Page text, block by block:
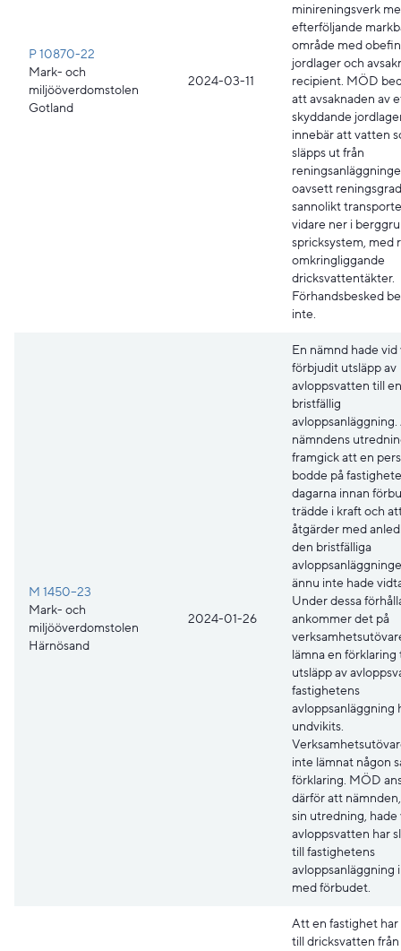
P 10870-22
Mark- och
miljööverdomstolen
Gotland
2024-03-11
minireningsverk
efterföljande
område med
jordlager och
recipient. MÖD
att avsaknaden av
skyddande
innebär att vatten
släpps ut från
oavsett
sannolikt
vidare ner i
spricksystem, med
omkringliggande
dricksvattentäkter.
Förhandsbesked
inte.
M 1450–23
Mark- och
miljööverdomstolen
Härnösand
2024-01-26
En nämnd hade vid
förbjudit utsläpp av
avloppsvatten till en
bristfällig
avloppsanläggning.
nämndens
framgick att en
bodde på
dagarna innan
trädde i kraft och
åtgärder med
den bristfälliga
ännu inte hade
Under dessa
ankommer det på
lämna en förklaring
utsläpp av
fastighetens
avloppsanläggning
undvikits.
inte lämnat någon
förklaring. MÖD
därför att
sin utredning, hade
avloppsvatten har
till fastighetens
avloppsanläggning
med förbudet.
Att en fastighet
till dricksvatten